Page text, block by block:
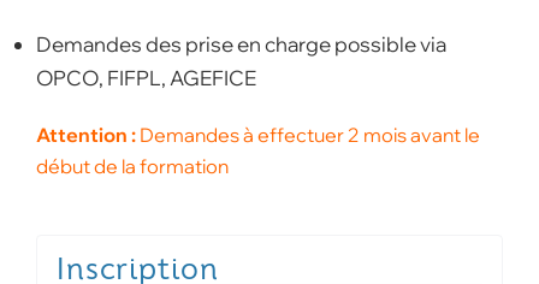
Demandes des prise en charge possible via
OPCO, FIFPL, AGEFICE
Attention : Demandes à effectuer 2 mois avant le
début de la formation